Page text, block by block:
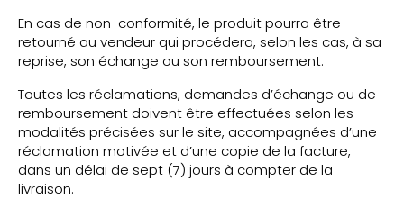
En cas de non-conformité, le produit pourra être
retourné au vendeur qui procédera, selon les cas, à sa
reprise, son échange ou son remboursement.
Toutes les réclamations, demandes d’échange ou de
remboursement doivent être effectuées selon les
modalités précisées sur le site, accompagnées d’une
réclamation motivée et d’une copie de la facture,
dans un délai de sept (7) jours à compter de la
livraison.